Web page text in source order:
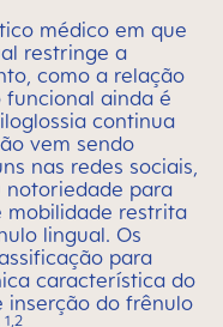
médico em que
restringe a
como a relação
ainda é
continua
vem sendo
nas redes sociais,
notoriedade para
mobilidade restrita
lingual. Os
para
característica do
inserção do frênulo
1,2